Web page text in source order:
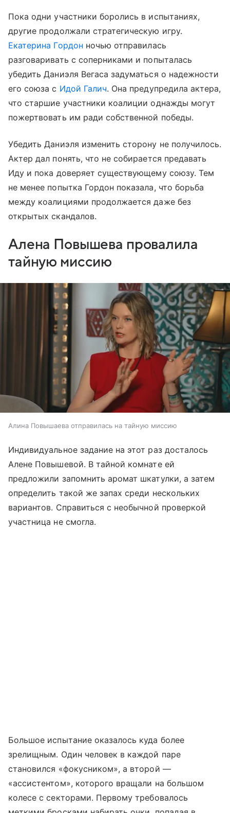
Пока одни участники боролись в испытаниях,
другие продолжали стратегическую игру.
Екатерина Гордон ночью отправилась
разговаривать с соперниками и попыталась
убедить Даниэля Вегаса задуматься о надежности
его союза с Идой Галич. Она предупредила актера,
что старшие участники коалиции однажды могут
пожертвовать им ради собственной победы.
Убедить Даниэля изменить сторону не получилось.
Актер дал понять, что не собирается предавать
Иду и пока доверяет существующему союзу. Тем
не менее попытка Гордон показала, что борьба
между коалициями продолжается даже без
открытых скандалов.
Алена Повышева провалила
тайную миссию
Алина Повышаева отправилась на тайную миссию
Индивидуальное задание на этот раз досталось
Алене Повышевой. В тайной комнате ей
предложили запомнить аромат шкатулки, а затем
определить такой же запах среди нескольких
вариантов. Справиться с необычной проверкой
участница не смогла.
Большое испытание оказалось куда более
зрелищным. Один человек в каждой паре
становился «фокусником», а второй —
«ассистентом», которого вращали на большом
колесе с секторами. Первому требовалось